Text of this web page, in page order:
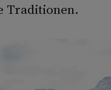
Traditionen.